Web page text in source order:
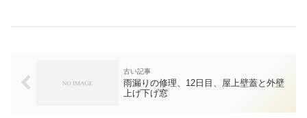
雨漏りの修理、12日目、屋上壁蓋と外壁
上げ下げ窓